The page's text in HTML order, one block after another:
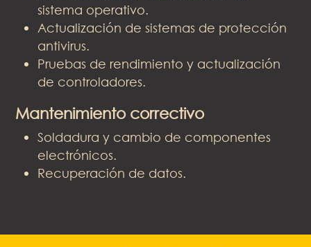
sistema operativo.
Actualización de sistemas de protección
antivirus.
Pruebas de rendimiento y actualización
de controladores.
Mantenimiento correctivo
Soldadura y cambio de componentes
electrónicos.
Recuperación de datos.